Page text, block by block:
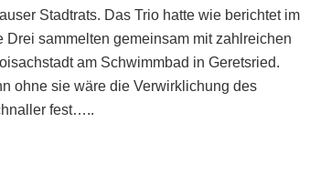
Stadtrats. Das Trio hatte wie berichtet im
sammelten gemeinsam mit zahlreichen
am Schwimmbad in Geretsried.
ohne sie wäre die Verwirklichung des
fest…..